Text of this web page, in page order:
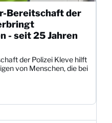
Bereitschaft der
- seit 25 Jahren
der Polizei Kleve hilft
von Menschen, die bei